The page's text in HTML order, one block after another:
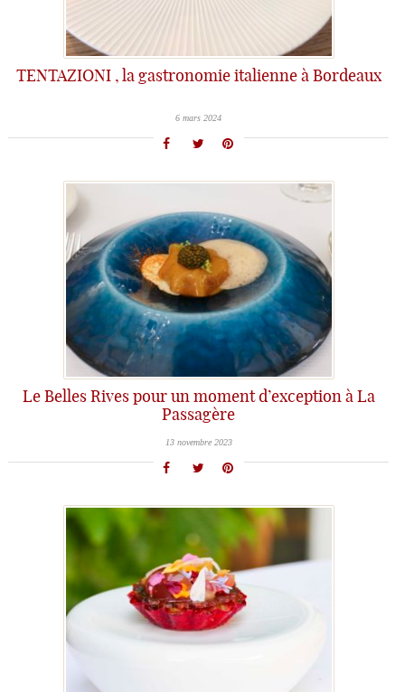
TENTAZIONI , la gastronomie italienne à Bordeaux
6 mars 2024
Le Belles Rives pour un moment d’exception à La
Passagère
13 novembre 2023